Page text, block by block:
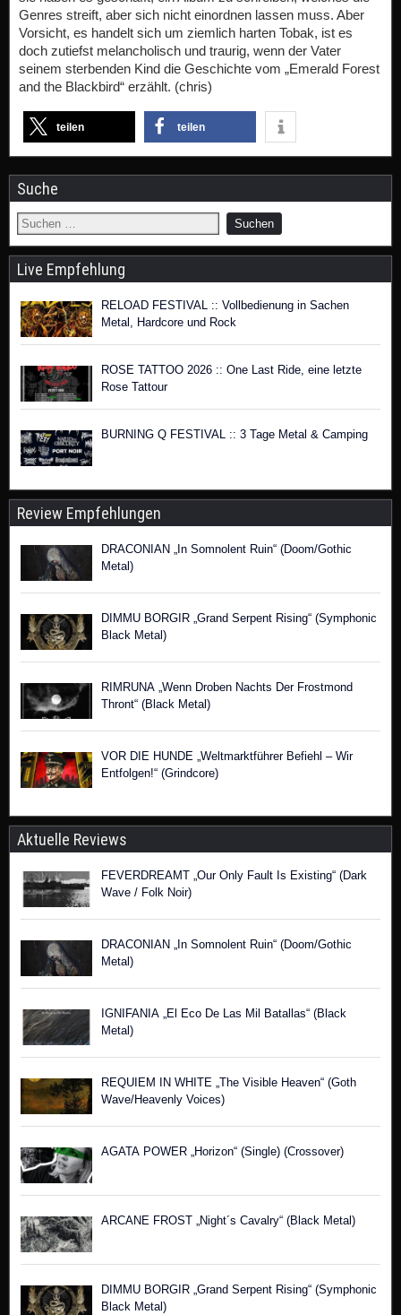
Genres streift, aber sich nicht einordnen lassen muss. Aber
Vorsicht, es handelt sich um ziemlich harten Tobak, ist es
doch zutiefst melancholisch und traurig, wenn der Vater
seinem sterbenden Kind die Geschichte vom „Emerald Forest
and the Blackbird“ erzählt. (chris)
teilen teilen
Suche
Live Empfehlung
RELOAD FESTIVAL :: Vollbedienung in Sachen
Metal, Hardcore und Rock
ROSE TATTOO 2026 :: One Last Ride, eine letzte
Rose Tattour
BURNING Q FESTIVAL :: 3 Tage Metal & Camping
Review Empfehlungen
DRACONIAN „In Somnolent Ruin“ (Doom/Gothic
Metal)
DIMMU BORGIR „Grand Serpent Rising“ (Symphonic
Black Metal)
RIMRUNA „Wenn Droben Nachts Der Frostmond
Thront“ (Black Metal)
VOR DIE HUNDE „Weltmarktführer Befiehl – Wir
Entfolgen!“ (Grindcore)
Aktuelle Reviews
FEVERDREAMT „Our Only Fault Is Existing“ (Dark
Wave / Folk Noir)
DRACONIAN „In Somnolent Ruin“ (Doom/Gothic
Metal)
IGNIFANIA „El Eco De Las Mil Batallas“ (Black
Metal)
REQUIEM IN WHITE „The Visible Heaven“ (Goth
Wave/Heavenly Voices)
AGATA POWER „Horizon“ (Single) (Crossover)
ARCANE FROST „Night´s Cavalry“ (Black Metal)
DIMMU BORGIR „Grand Serpent Rising“ (Symphonic
Black Metal)